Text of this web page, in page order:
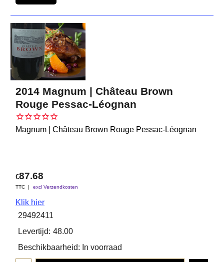
2014 Magnum | Château Brown
Rouge Pessac-Léognan
Magnum | Château Brown Rouge Pessac-Léognan
€87.68
TTC excl Verzendkosten
Klik hier
29492411
Levertijd: 48.00
Beschikbaarheid: In voorraad